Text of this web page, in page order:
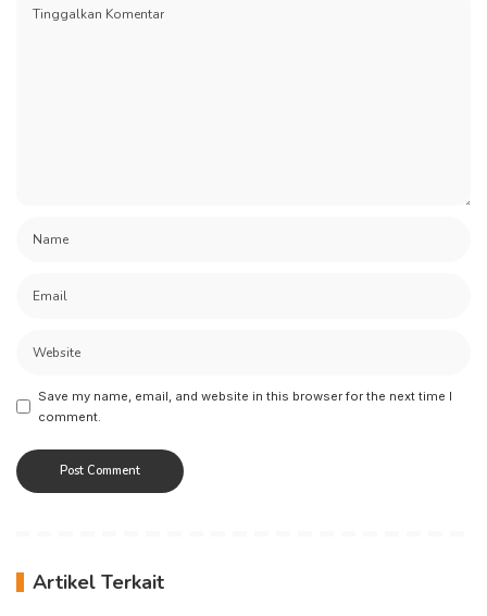
Save my name, email, and website in this browser for the next time I
comment.
Artikel Terkait